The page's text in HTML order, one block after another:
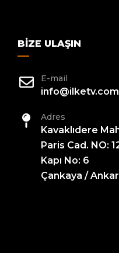
BIZE ULAŞIN
E-mail
Adres
Kavaklıdere
Paris Cad. NO:
Kapı No: 6
Çankaya /